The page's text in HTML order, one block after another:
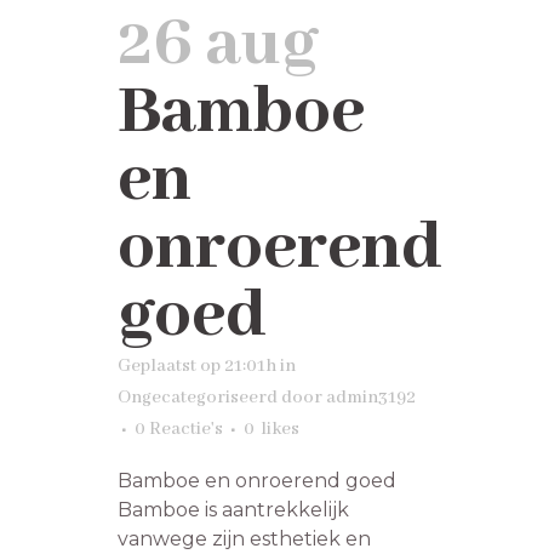
26 aug
Bamboe
en
onroerend
goed
Geplaatst op 21:01hin
Ongecategoriseerd door admin3192
0 Reactie's
0 likes
Bamboe en onroerend goed
Bamboe is aantrekkelijk
vanwege zijn esthetiek en